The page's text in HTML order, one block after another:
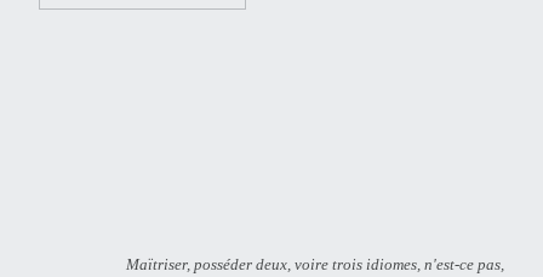
Maïtriser, posséder deux, voire trois idiomes, n'est-ce pas,